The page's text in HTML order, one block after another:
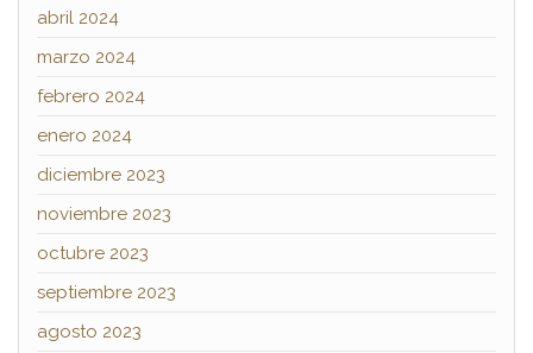
abril 2024
marzo 2024
febrero 2024
enero 2024
diciembre 2023
noviembre 2023
octubre 2023
septiembre 2023
agosto 2023